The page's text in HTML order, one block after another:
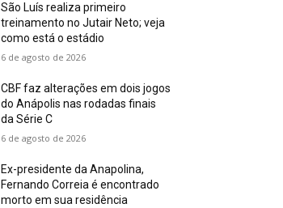
São Luís realiza primeiro
treinamento no Jutair Neto; veja
como está o estádio
6 de agosto de 2026
CBF faz alterações em dois jogos
do Anápolis nas rodadas finais
da Série C
6 de agosto de 2026
Ex-presidente da Anapolina,
Fernando Correia é encontrado
morto em sua residência